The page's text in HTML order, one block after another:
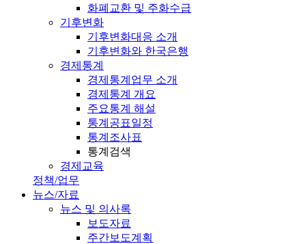
화폐교환 및 주화수급
기후변화
기후변화대응 소개
기후변화와 한국은행
경제통계
경제통계업무 소개
경제통계 개요
주요통계 해설
통계공표일정
통계조사표
통계검색
경제교육
정책/업무
뉴스/자료
뉴스 및 의사록
보도자료
주간보도계획